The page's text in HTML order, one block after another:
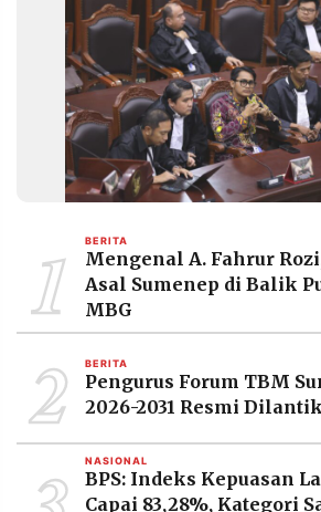
1 BERITA
Mengenal A. Fahrur
Asal Sumenep di Balik
MBG
2 BERITA
Pengurus Forum TBM
2026-2031 Resmi Dilantik
NASIONAL
BPS: Indeks Kepuasan
Capai 83,28%, Kategori